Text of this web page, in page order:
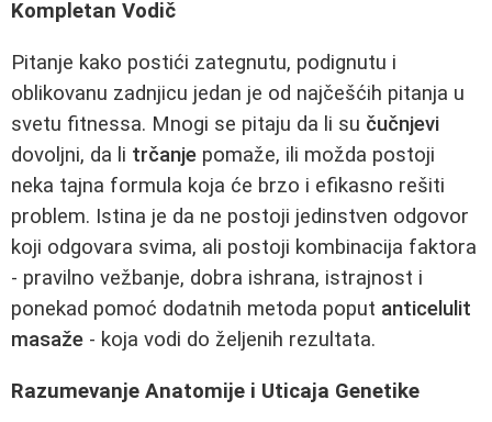
Kompletan Vodič
Pitanje kako postići zategnutu, podignutu i
oblikovanu zadnjicu jedan je od najčešćih pitanja u
svetu fitnessa. Mnogi se pitaju da li su čučnjevi
dovoljni, da li trčanje pomaže, ili možda postoji
neka tajna formula koja će brzo i efikasno rešiti
problem. Istina je da ne postoji jedinstven odgovor
koji odgovara svima, ali postoji kombinacija faktora
- pravilno vežbanje, dobra ishrana, istrajnost i
ponekad pomoć dodatnih metoda poput anticelulit
masaže - koja vodi do željenih rezultata.
Razumevanje Anatomije i Uticaja Genetike